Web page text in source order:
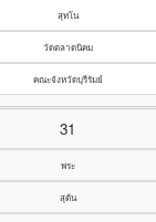
สุทโน
วัดตลาดนิคม
คณะจังหวัดบุรีรัมย์
31
พระ
สุตัน